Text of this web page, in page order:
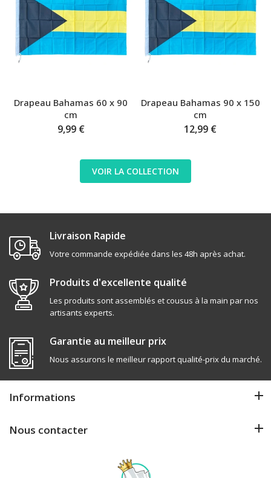
Drapeau Bahamas 60 x 90
cm
9,99 €
Drapeau Bahamas 90 x 150
cm
12,99 €
VOIR LA COLLECTION
Livraison Rapide
Votre commande expédiée dans les 48h après achat.
Produits d'excellente qualité
Les produits sont assemblés et cousus à la main par nos
artisants experts.
Garantie au meilleur prix
Nous assurons le meilleur rapport qualité-prix du marché.
Informations
Nous contacter